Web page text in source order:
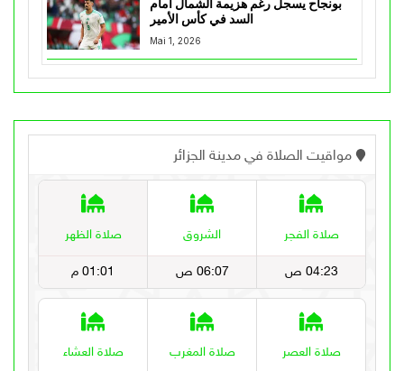
بونجاح يسجل رغم هزيمة الشمال أمام
السد في كأس الأمير
Mai 1, 2026